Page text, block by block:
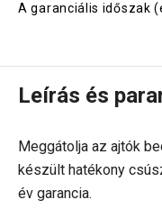
A garanciális időszak
Leírás és
Meggátolja az ajtók
készült hatékony
év garancia.